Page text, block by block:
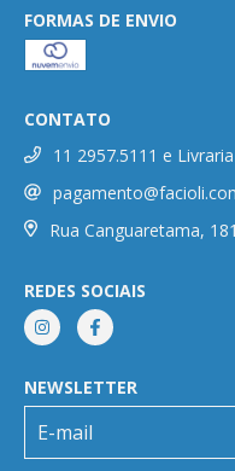
FORMAS DE ENVIO
CONTATO
11 2957.5111 e
Rua Canguaretama,
REDES SOCIAIS
NEWSLETTER